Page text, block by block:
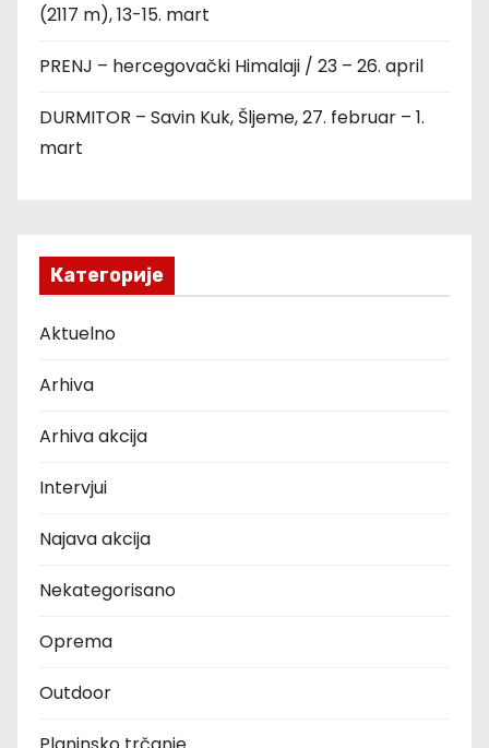
(2117 m), 13-15. mart
PRENJ – hercegovački Himalaji / 23 – 26. april
DURMITOR – Savin Kuk, Šljeme, 27. februar – 1.
mart
Категорије
Aktuelno
Arhiva
Arhiva akcija
Intervjui
Najava akcija
Nekategorisano
Oprema
Outdoor